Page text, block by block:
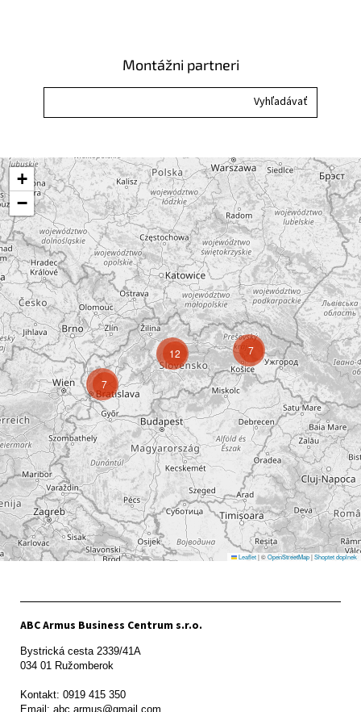
Montážni partneri
7
7
12
+
−
Leaflet|©OpenStreetMap|Shoptet doplnek
ABC Armus Business Centrum s.r.o.
Bystrická cesta 2339/41A
034 01 Ružomberok
Kontakt: 0919 415 350